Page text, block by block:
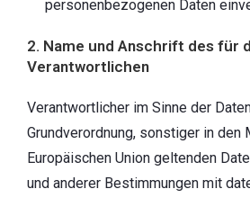
personenbezogenen Daten
2. Name und Anschrift des für
Verantwortlichen
Verantwortlicher im Sinne der
Grundverordnung, sonstiger in
Europäischen Union geltenden
und anderer Bestimmungen mit